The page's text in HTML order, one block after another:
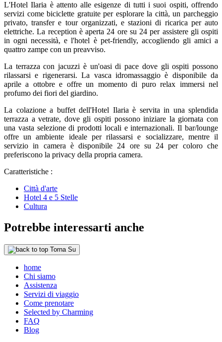
L'Hotel Ilaria è attento alle esigenze di tutti i suoi ospiti, offrendo
servizi come biciclette gratuite per esplorare la città, un parcheggio
privato, transfer e tour organizzati, e stazioni di ricarica per auto
elettriche. La reception è aperta 24 ore su 24 per assistere gli ospiti
in ogni necessità, e l'hotel è pet-friendly, accogliendo gli amici a
quattro zampe con un preavviso.
La terrazza con jacuzzi è un'oasi di pace dove gli ospiti possono
rilassarsi e rigenerarsi. La vasca idromassaggio è disponibile da
aprile a ottobre e offre un momento di puro relax immersi nel
profumo dei fiori del giardino.
La colazione a buffet dell'Hotel Ilaria è servita in una splendida
terrazza a vetrate, dove gli ospiti possono iniziare la giornata con
una vasta selezione di prodotti locali e internazionali. Il bar/lounge
offre un ambiente ideale per rilassarsi e socializzare, mentre il
servizio in camera è disponibile 24 ore su 24 per coloro che
preferiscono la privacy della propria camera.
Caratteristiche :
Città d'arte
Hotel 4 e 5 Stelle
Cultura
Potrebbe interessarti anche
Torna Su
home
Chi siamo
Assistenza
Servizi di viaggio
Come prenotare
Selected by Charming
FAQ
Blog